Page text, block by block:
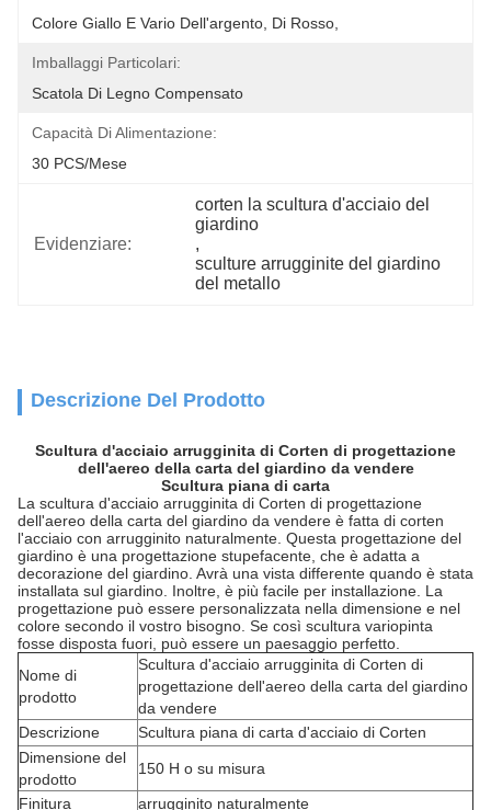
Colore Giallo E Vario Dell'argento, Di Rosso,
Imballaggi Particolari:
Scatola Di Legno Compensato
Capacità Di Alimentazione:
30 PCS/mese
Evidenziare:
corten la scultura d'acciaio del
giardino
,
sculture arrugginite del giardino
del metallo
Descrizione Del Prodotto
Scultura d'acciaio arrugginita di Corten di progettazione
dell'aereo della carta del giardino da vendere
Scultura piana di carta
La scultura d'acciaio arrugginita di Corten di progettazione
dell'aereo della carta del giardino da vendere è fatta di corten
l'acciaio con arrugginito naturalmente. Questa progettazione del
giardino è una progettazione stupefacente, che è adatta a
decorazione del giardino. Avrà una vista differente quando è stata
installata sul giardino. Inoltre, è più facile per installazione. La
progettazione può essere personalizzata nella dimensione e nel
colore secondo il vostro bisogno. Se così scultura variopinta
fosse disposta fuori, può essere un paesaggio perfetto.
Nome di
prodotto
Scultura d'acciaio arrugginita di Corten di
progettazione dell'aereo della carta del giardino
da vendere
Descrizione
Scultura piana di carta d'acciaio di Corten
Dimensione del
prodotto
150 H o su misura
Finitura
arrugginito naturalmente